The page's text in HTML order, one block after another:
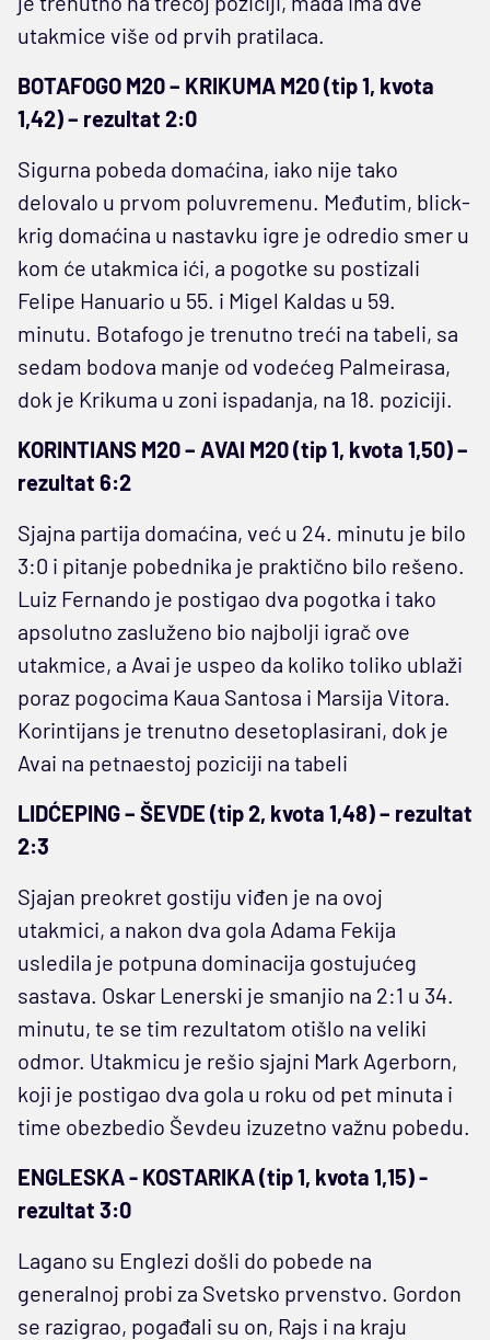
utakmice više od prvih pratilaca.
BOTAFOGO M20 – KRIKUMA M20 (tip 1, kvota
1,42) – rezultat 2:0
Sigurna pobeda domaćina, iako nije tako
delovalo u prvom poluvremenu. Međutim, blick-
krig domaćina u nastavku igre je odredio smer u
kom će utakmica ići, a pogotke su postizali
Felipe Hanuario u 55. i Migel Kaldas u 59.
minutu. Botafogo je trenutno treći na tabeli, sa
sedam bodova manje od vodećeg Palmeirasa,
dok je Krikuma u zoni ispadanja, na 18. poziciji.
KORINTIANS M20 – AVAI M20 (tip 1, kvota 1,50) –
rezultat 6:2
Sjajna partija domaćina, već u 24. minutu je bilo
3:0 i pitanje pobednika je praktično bilo rešeno.
Luiz Fernando je postigao dva pogotka i tako
apsolutno zasluženo bio najbolji igrač ove
utakmice, a Avai je uspeo da koliko toliko ublaži
poraz pogocima Kaua Santosa i Marsija Vitora.
Korintijans je trenutno desetoplasirani, dok je
Avai na petnaestoj poziciji na tabeli
LIDĆEPING – ŠEVDE (tip 2, kvota 1,48) – rezultat
2:3
Sjajan preokret gostiju viđen je na ovoj
utakmici, a nakon dva gola Adama Fekija
usledila je potpuna dominacija gostujućeg
sastava. Oskar Lenerski je smanjio na 2:1 u 34.
minutu, te se tim rezultatom otišlo na veliki
odmor. Utakmicu je rešio sjajni Mark Agerborn,
koji je postigao dva gola u roku od pet minuta i
time obezbedio Ševdeu izuzetno važnu pobedu.
ENGLESKA - KOSTARIKA (tip 1, kvota 1,15) -
rezultat 3:0
Lagano su Englezi došli do pobede na
generalnoj probi za Svetsko prvenstvo. Gordon
se razigrao, pogađali su on, Rajs i na kraju